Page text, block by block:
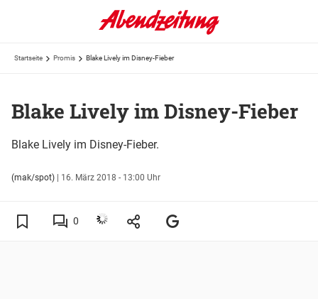
Startseite Promis Blake Lively im Disney-Fieber
Blake Lively im Disney-Fieber
Blake Lively im Disney-Fieber.
(mak/spot) | 16. März 2018 - 13:00 Uhr
0